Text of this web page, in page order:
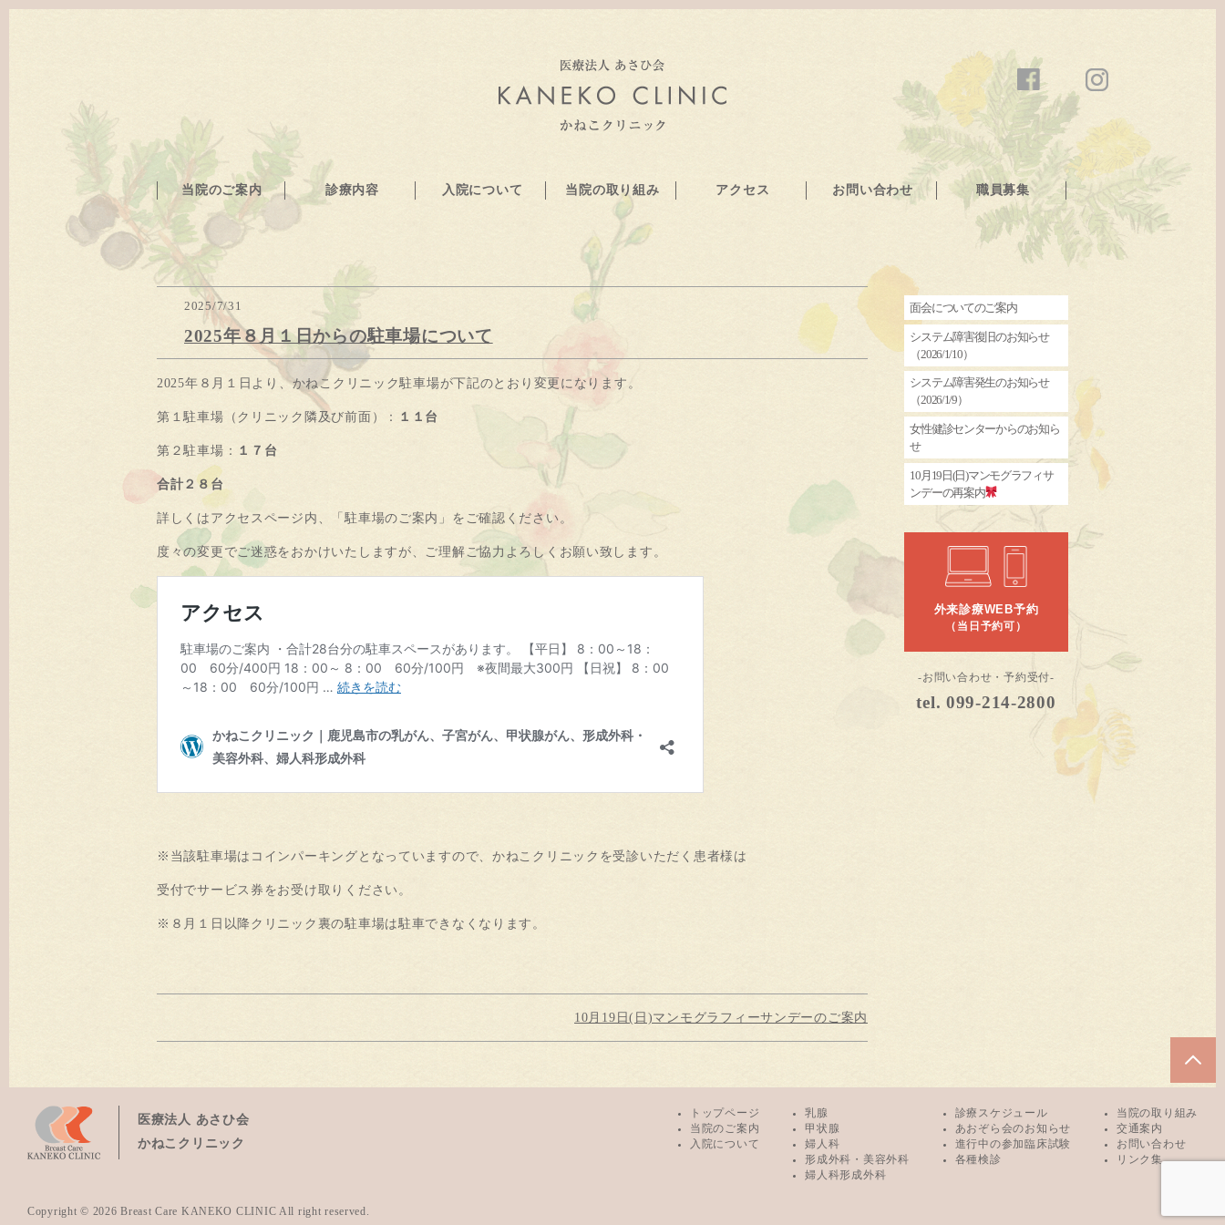
当院のご案内 診療内容 入院について 当院の取り組み アクセス お問い合わせ 職員募集
2025/7/31
2025年８月１日からの駐車場について
2025年８月１日より、かねこクリニック駐車場が下記のとおり変更になります。
第１駐車場（クリニック隣及び前面）： １１台
第２駐車場： １７台
合計２８台
詳しくはアクセスページ内、「駐車場のご案内」をご確認ください。
度々の変更でご迷惑をおかけいたしますが、ご理解ご協力よろしくお願い致します。
※当該駐車場はコインパーキングとなっていますので、かねこクリニックを受診いただく患者様は
受付でサービス券をお受け取りください。
※８月１日以降クリニック裏の駐車場は駐車できなくなります。
10月19日(日)マンモグラフィーサンデーのご案内
面会についてのご案内
システム障害復旧のお知らせ
（2026/1/10）
システム障害発生のお知らせ
（2026/1/9）
女性健診センターからのお知ら
せ
10月19日(日)マンモグラフィサ
ンデーの再案内
外来診療WEB予約
（当日予約可）
-お問い合わせ・予約受付-
tel. 099-214-2800
医療法人 あさひ会
かねこクリニック
トップページ
当院のご案内
入院について
乳腺
甲状腺
婦人科
形成外科・美容外科
婦人科形成外科
診療スケジュール
あおぞら会のお知らせ
進行中の参加臨床試験
各種検診
当院の取り組み
交通案内
お問い合わせ
リンク集
Copyright © 2026 Breast Care KANEKO CLINIC All right reserved.